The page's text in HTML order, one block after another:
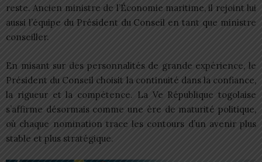
reste. Ancien ministre de l’Économie maritime, il rejoint lui
aussi l’équipe du Président du Conseil en tant que ministre
conseiller.
En misant sur des personnalités de grande expérience, le
Président du Conseil choisit la continuité dans la confiance,
la rigueur et la compétence. La Ve République togolaise
s’affirme désormais comme une ère de maturité politique,
où chaque nomination trace les contours d’un avenir plus
stable et plus stratégique.